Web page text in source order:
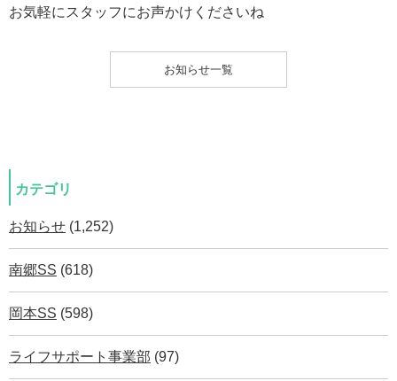
お気軽にスタッフにお声かけくださいね
お知らせ一覧
カテゴリ
お知らせ (1,252)
南郷SS (618)
岡本SS (598)
ライフサポート事業部 (97)